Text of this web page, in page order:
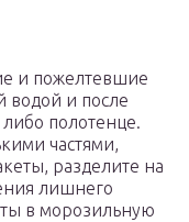
и пожелтевшие
водой и после
полотенце.
частями,
разделите на
лишнего
в морозильную